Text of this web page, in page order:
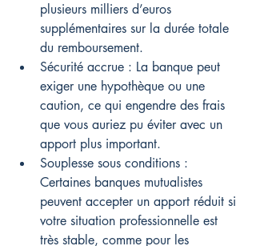
plusieurs milliers d’euros
supplémentaires sur la durée totale
du remboursement.
Sécurité accrue : La banque peut
exiger une hypothèque ou une
caution, ce qui engendre des frais
que vous auriez pu éviter avec un
apport plus important.
Souplesse sous conditions :
Certaines banques mutualistes
peuvent accepter un apport réduit si
votre situation professionnelle est
très stable, comme pour les